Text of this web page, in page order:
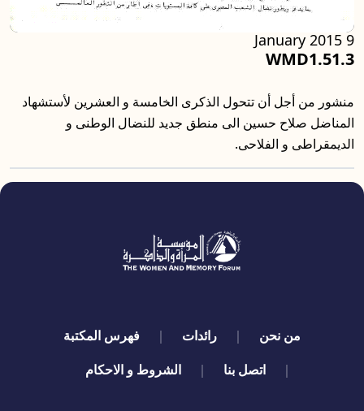
WMD1.51.3
9 January 2015
منشور من أجل أن تتحول الذكرى الخامسة و العشرين لأستشهاد
المناضل صلاح حسين الى منطق جديد للنضال الوطنى و
الديمقراطى و الفلاحى.
quick links
من نحن رائدات
فهرس المكتبة
اتصل بنا
الشروط و الاحكام